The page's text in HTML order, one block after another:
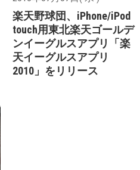
楽天野球団、iPhone/iPod
touch用東北楽天ゴールデ
ンイーグルスアプリ「楽
天イーグルスアプリ
2010」をリリース